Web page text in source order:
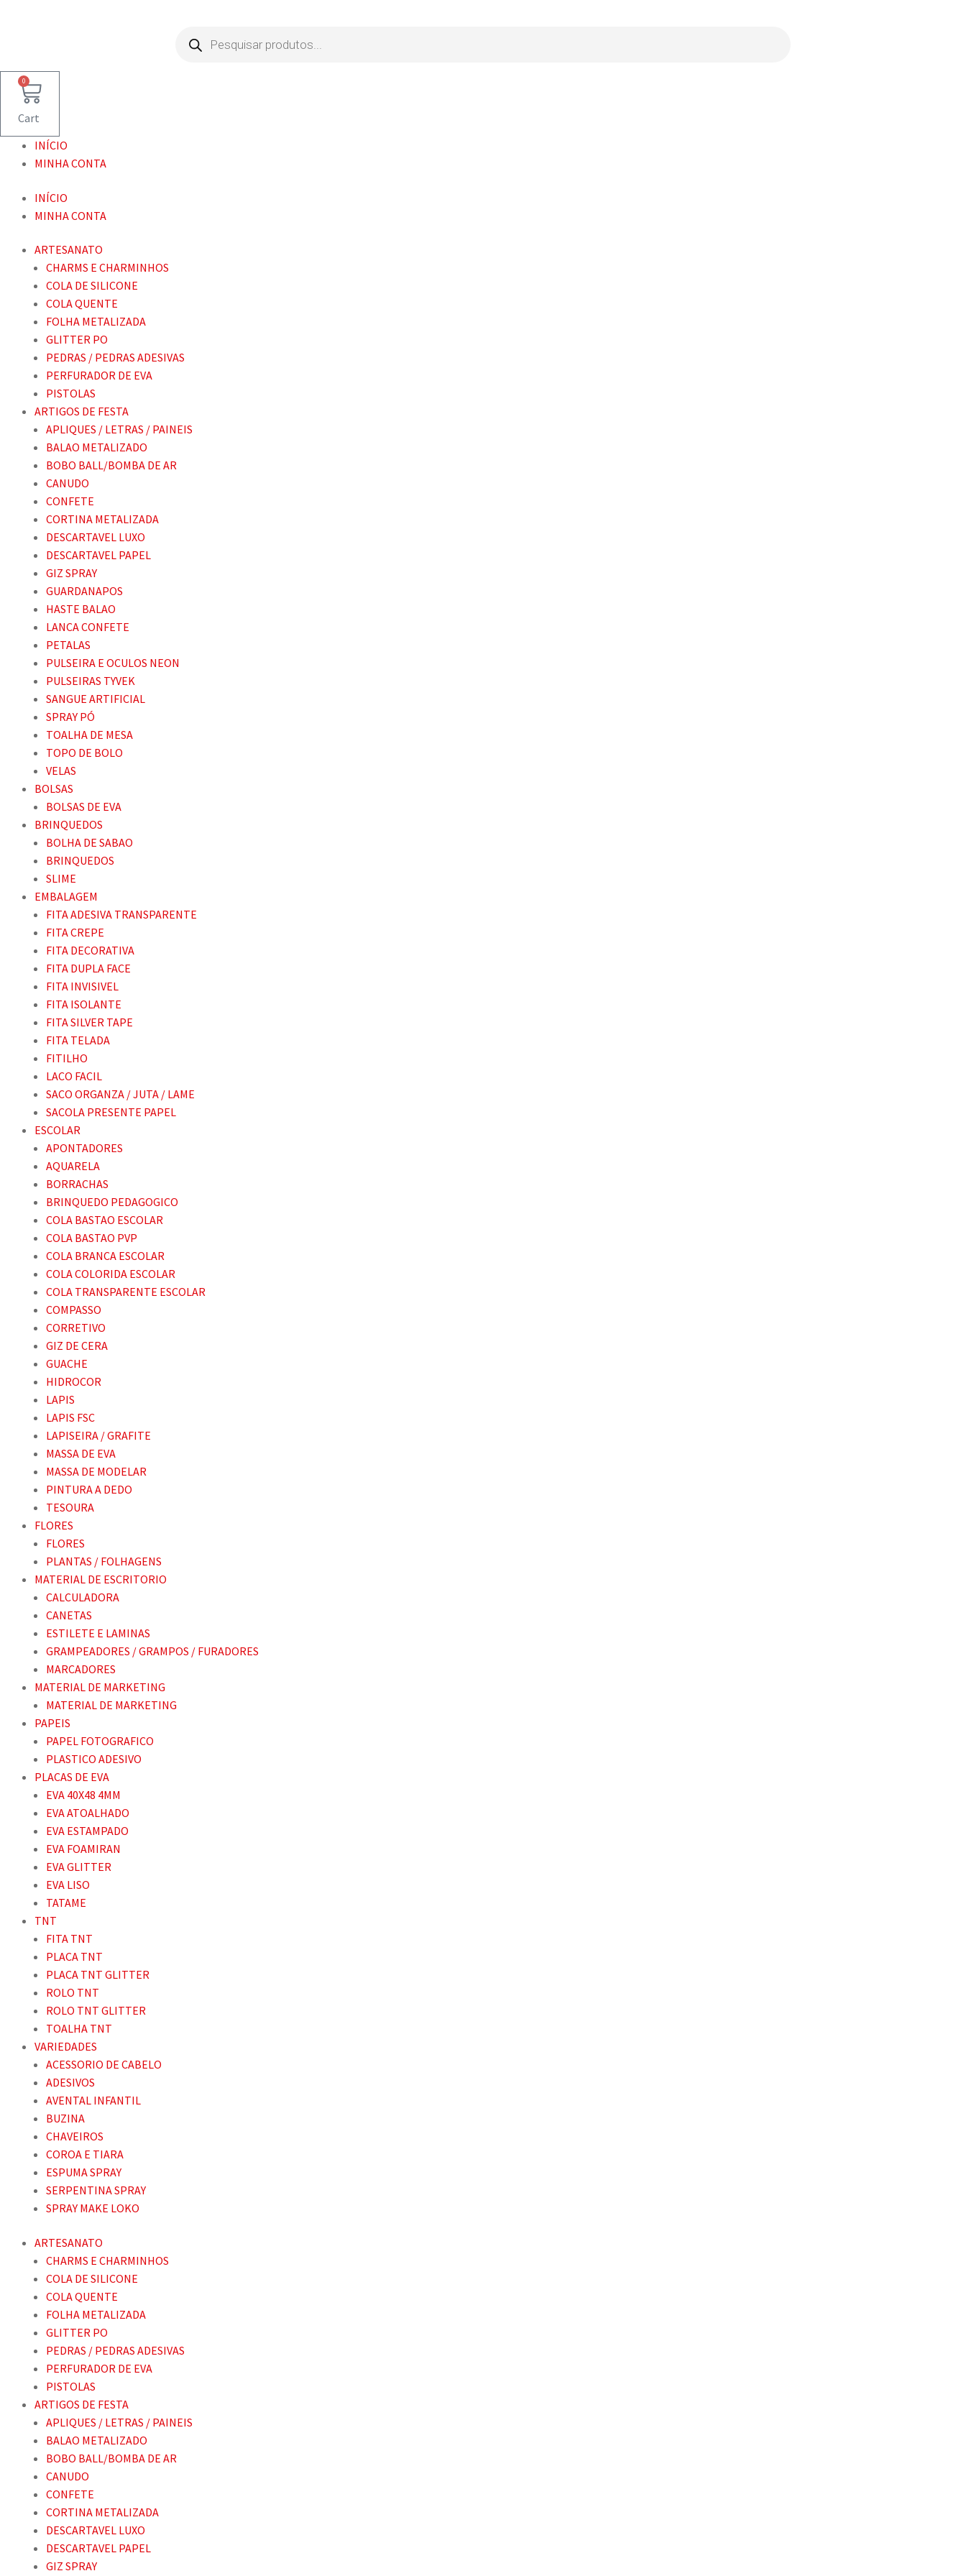
produtos
0
Cart
INÍCIO
MINHA CONTA
INÍCIO
MINHA CONTA
ARTESANATO
CHARMS E CHARMINHOS
COLA DE SILICONE
COLA QUENTE
FOLHA METALIZADA
GLITTER PO
PEDRAS / PEDRAS ADESIVAS
PERFURADOR DE EVA
PISTOLAS
ARTIGOS DE FESTA
APLIQUES / LETRAS / PAINEIS
BALAO METALIZADO
BOBO BALL/BOMBA DE AR
CANUDO
CONFETE
CORTINA METALIZADA
DESCARTAVEL LUXO
DESCARTAVEL PAPEL
GIZ SPRAY
GUARDANAPOS
HASTE BALAO
LANCA CONFETE
PETALAS
PULSEIRA E OCULOS NEON
PULSEIRAS TYVEK
SANGUE ARTIFICIAL
SPRAY PÓ
TOALHA DE MESA
TOPO DE BOLO
VELAS
BOLSAS
BOLSAS DE EVA
BRINQUEDOS
BOLHA DE SABAO
BRINQUEDOS
SLIME
EMBALAGEM
FITA ADESIVA TRANSPARENTE
FITA CREPE
FITA DECORATIVA
FITA DUPLA FACE
FITA INVISIVEL
FITA ISOLANTE
FITA SILVER TAPE
FITA TELADA
FITILHO
LACO FACIL
SACO ORGANZA / JUTA / LAME
SACOLA PRESENTE PAPEL
ESCOLAR
APONTADORES
AQUARELA
BORRACHAS
BRINQUEDO PEDAGOGICO
COLA BASTAO ESCOLAR
COLA BASTAO PVP
COLA BRANCA ESCOLAR
COLA COLORIDA ESCOLAR
COLA TRANSPARENTE ESCOLAR
COMPASSO
CORRETIVO
GIZ DE CERA
GUACHE
HIDROCOR
LAPIS
LAPIS FSC
LAPISEIRA / GRAFITE
MASSA DE EVA
MASSA DE MODELAR
PINTURA A DEDO
TESOURA
FLORES
FLORES
PLANTAS / FOLHAGENS
MATERIAL DE ESCRITORIO
CALCULADORA
CANETAS
ESTILETE E LAMINAS
GRAMPEADORES / GRAMPOS / FURADORES
MARCADORES
MATERIAL DE MARKETING
MATERIAL DE MARKETING
PAPEIS
PAPEL FOTOGRAFICO
PLASTICO ADESIVO
PLACAS DE EVA
EVA 40X48 4MM
EVA ATOALHADO
EVA ESTAMPADO
EVA FOAMIRAN
EVA GLITTER
EVA LISO
TATAME
TNT
FITA TNT
PLACA TNT
PLACA TNT GLITTER
ROLO TNT
ROLO TNT GLITTER
TOALHA TNT
VARIEDADES
ACESSORIO DE CABELO
ADESIVOS
AVENTAL INFANTIL
BUZINA
CHAVEIROS
COROA E TIARA
ESPUMA SPRAY
SERPENTINA SPRAY
SPRAY MAKE LOKO
ARTESANATO
CHARMS E CHARMINHOS
COLA DE SILICONE
COLA QUENTE
FOLHA METALIZADA
GLITTER PO
PEDRAS / PEDRAS ADESIVAS
PERFURADOR DE EVA
PISTOLAS
ARTIGOS DE FESTA
APLIQUES / LETRAS / PAINEIS
BALAO METALIZADO
BOBO BALL/BOMBA DE AR
CANUDO
CONFETE
CORTINA METALIZADA
DESCARTAVEL LUXO
DESCARTAVEL PAPEL
GIZ SPRAY